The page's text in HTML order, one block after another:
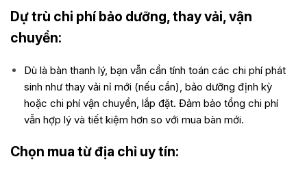
Dự trù chi phí bảo dưỡng, thay vải, vận
chuyển:
Dù là bàn thanh lý, bạn vẫn cần tính toán các chi phí phát
sinh như thay vải nỉ mới (nếu cần), bảo dưỡng định kỳ
hoặc chi phí vận chuyển, lắp đặt. Đảm bảo tổng chi phí
vẫn hợp lý và tiết kiệm hơn so với mua bàn mới.
Chọn mua từ địa chỉ uy tín: